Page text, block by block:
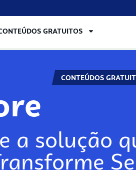
GRATUITOS
CONTEÚDOS
a solução